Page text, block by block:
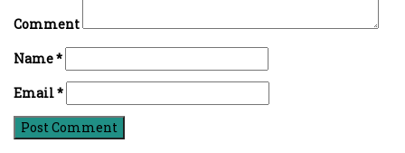
Comment
Name*
Email*